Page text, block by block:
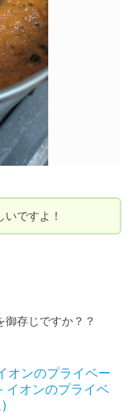
ですよ！
存じですか？？
オンのプライベー
イオンのプライベ